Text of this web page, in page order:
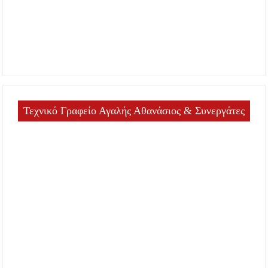
Τεχνικό Γραφείο Αγαλής Αθανάσιος & Συνεργάτες